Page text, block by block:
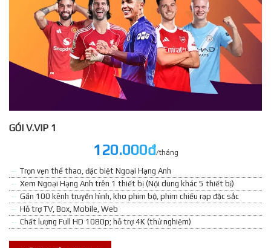
GÓI V.VIP 1
120.000đ/tháng
Trọn vẹn thể thao, đặc biệt Ngoại Hạng Anh
Xem Ngoại Hạng Anh trên 1 thiết bị (Nội dung khác 5 thiết bị)
Gần 100 kênh truyền hình, kho phim bộ, phim chiếu rạp đặc sắc
Hỗ trợ TV, Box, Mobile, Web
Chất lượng Full HD 1080p; hỗ trợ 4K (thử nghiệm)